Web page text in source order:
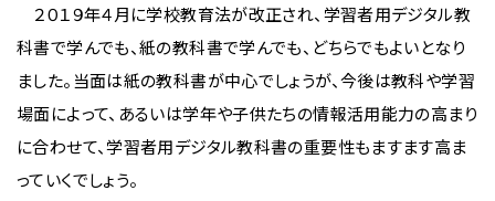
２０１９年４月に学校教育法が改正され、学習者用デジタル教
科書で学んでも、紙の教科書で学んでも、どちらでもよいとなり
ました。当面は紙の教科書が中心でしょうが、今後は教科や学習
場面によって、あるいは学年や子供たちの情報活用能力の高まり
に合わせて、学習者用デジタル教科書の重要性もますます高ま
っていくでしょう。